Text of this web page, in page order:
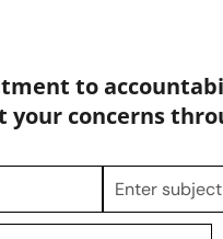
to
your concerns